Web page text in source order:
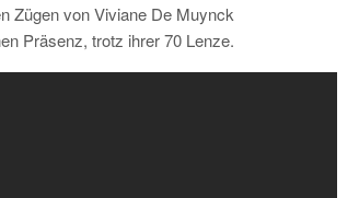
Zügen von Viviane De Muynck
Präsenz, trotz ihrer 70 Lenze.